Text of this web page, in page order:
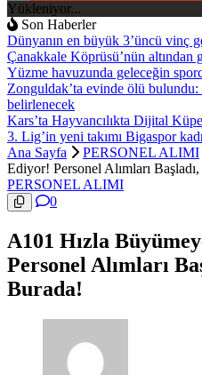
Yükleniyor...
Son Haberler
Dünyanın en büyük 3’üncü vinç
Çanakkale Köprüsü’nün altından
Yüzme havuzunda geleceğin
Zonguldak’ta evinde ölü
belirlenecek
Kars’ta Hayvancılıkta Dijital
3. Lig’in yeni takımı Bigaspor
Ana Sayfa
PERSONEL ALIMI
Ediyor! Personel Alımları
PERSONEL ALIMI
0
A101 Hızla
Personel Alımları
Burada!